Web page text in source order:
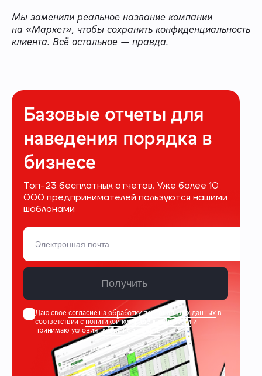
Мы заменили реальное название компании
на «Маркет», чтобы сохранить конфиденциальность
клиента. Всё остальное — правда.
Базовые отчеты для
наведения порядка в
бизнесе
Топ-23 бесплатных отчетов. Уже более 10
000 предпринимателей пользуются нашими
шаблонами
Получить
Даю свое согласие на обработку персональных данных в
соответствии сполитикой конфиденциальностии
принимаю условияпубличной оферты